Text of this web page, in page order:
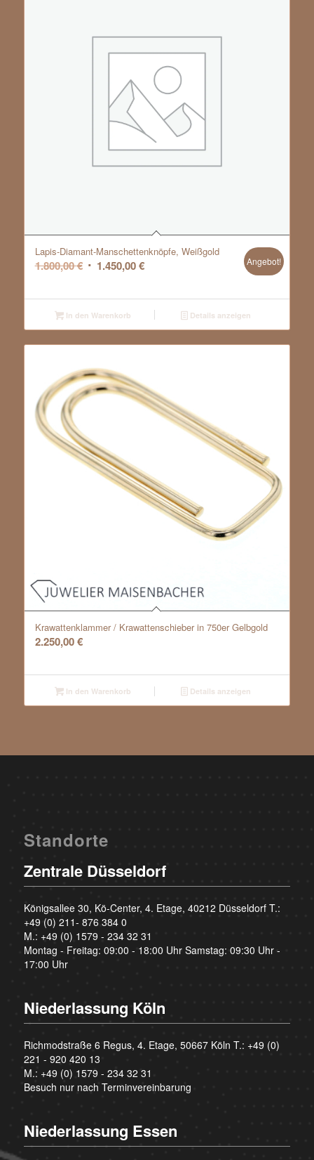
Lapis-Diamant-Manschettenknöpfe, Weißgold
1.800,00€ Ursprünglicher
war:
1.800,00 €
1.450,00€Aktueller
ist:
1.450,00 €.
Angebot!
In den Warenkorb Details anzeigen
Krawattenklammer / Krawattenschieber in 750er Gelbgold
2.250,00€
In den Warenkorb Details anzeigen
Standorte
Zentrale Düsseldorf
Königsallee 30, Kö-Center, 4. Etage, 40212 Düsseldorf T.:
+49 (0) 211- 876 384 0
M.: +49 (0) 1579 - 234 32 31
Montag - Freitag: 09:00 - 18:00 Uhr Samstag: 09:30 Uhr -
17:00 Uhr
Niederlassung Köln
Richmodstraße 6 Regus, 4. Etage, 50667 Köln T.: +49 (0)
221 - 920 420 13
M.: +49 (0) 1579 - 234 32 31
Besuch nur nach Terminvereinbarung
Niederlassung Essen